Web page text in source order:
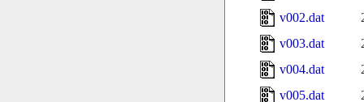
v002.dat
v003.dat
v004.dat
v005.dat